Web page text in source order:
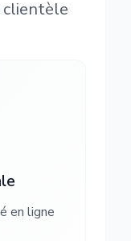
clientèle
en ligne